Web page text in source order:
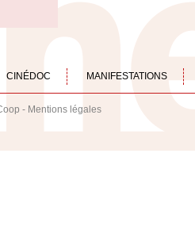
CINÉDOC MANIFESTATIONS
- Mentions légales